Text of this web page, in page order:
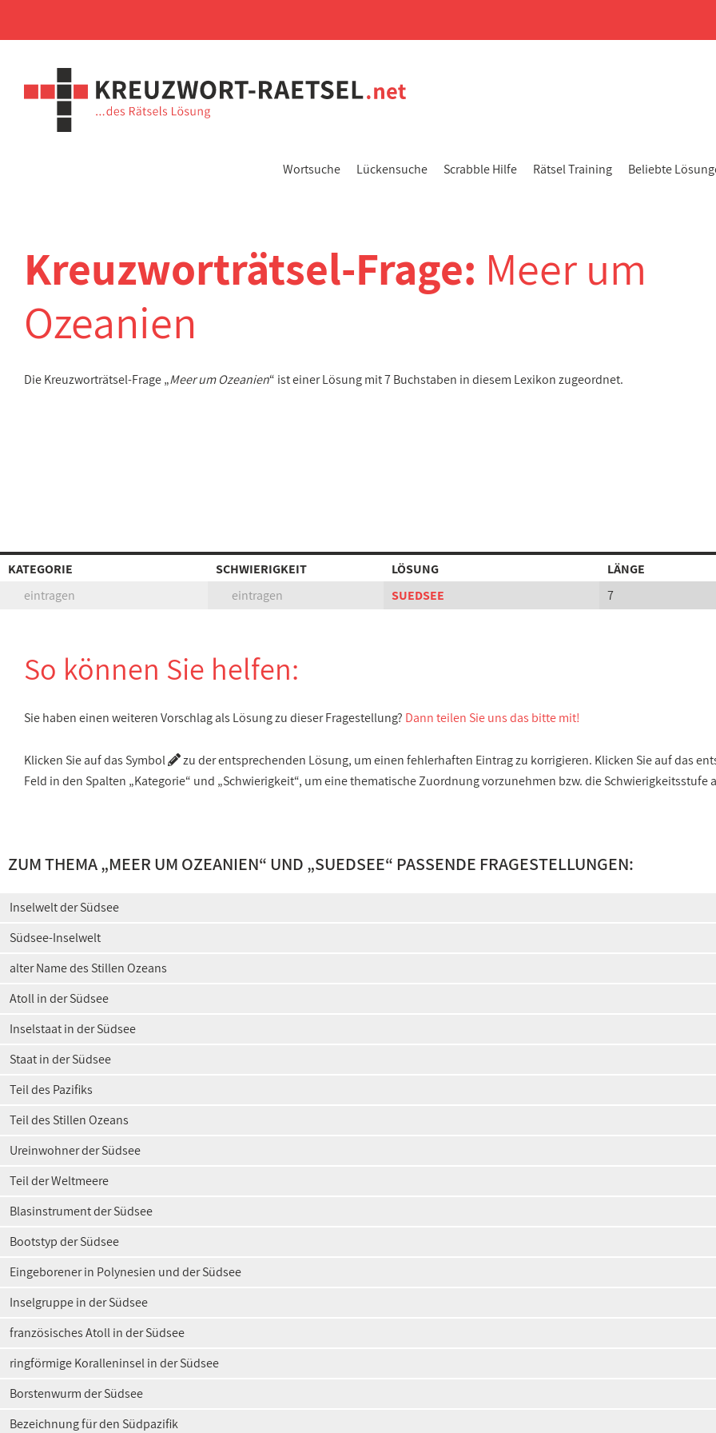
Wortsuche Lückensuche Scrabble Hilfe Rätsel Training Beliebte
Kreuzworträtsel-Frage: Meer um
Ozeanien
Die Kreuzworträtsel-Frage „Meer um Ozeanien“ ist einer Lösung mit 7 Buchstaben in diesem Lexikon zugeordnet.
KATEGORIE SCHWIERIGKEIT LÖSUNG
LÄNGE
eintragen
eintragen SUEDSEE 7
So können Sie helfen:
Sie haben einen weiteren Vorschlag als Lösung zu dieser Fragestellung? Dann teilen Sie uns das bitte mit!
Klicken Sie auf das Symbol
zu der entsprechenden Lösung, um einen fehlerhaften Eintrag zu korrigieren. Klicken Sie auf das
Feld in den Spalten „Kategorie“ und „Schwierigkeit“, um eine thematische Zuordnung vorzunehmen bzw. die Schwierigkeitsstufe
ZUM THEMA „MEER UM OZEANIEN“ UND „SUEDSEE“ PASSENDE FRAGESTELLUNGEN:
Inselwelt der Südsee
Südsee-Inselwelt
alter Name des Stillen Ozeans
Atoll in der Südsee
Inselstaat in der Südsee
Staat in der Südsee
Teil des Pazifiks
Teil des Stillen Ozeans
Ureinwohner der Südsee
Teil der Weltmeere
Blasinstrument der Südsee
Bootstyp der Südsee
Eingeborener in Polynesien und der Südsee
Inselgruppe in der Südsee
französisches Atoll in der Südsee
ringförmige Koralleninsel in der Südsee
Borstenwurm der Südsee
Bezeichnung für den Südpazifik